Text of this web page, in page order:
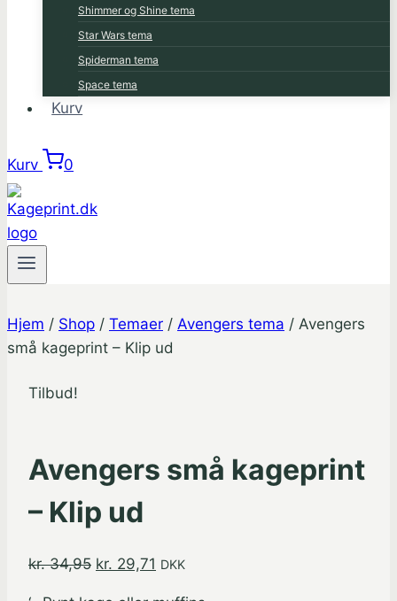
Shimmer og Shine tema
Star Wars tema
Spiderman tema
Space tema
Kurv
Kurv 0
Hjem / Shop / Temaer / Avengers tema / Avengers
små kageprint – Klip ud
Tilbud!
Avengers små kageprint
– Klip ud
kr.34,95 Den
kr. 29,71 Den
DKK